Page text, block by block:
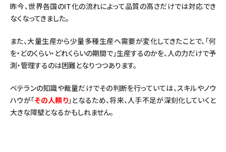
昨今、世界各国のIT化の流れによって品質の高さだけでは対応でき
なくなってきました。
また、大量生産から少量多種生産へ需要が変化してきたことで、「何
を・どのくらい・どれくらいの期間で」生産するのかを、人の力だけで予
測・管理するのは困難となりつつあります。
ベテランの知識や裁量だけでその判断を行っていては、スキルやノウ
ハウが「その人頼り」となるため、将来、人手不足が深刻化していくと
大きな障壁となるかもしれません。